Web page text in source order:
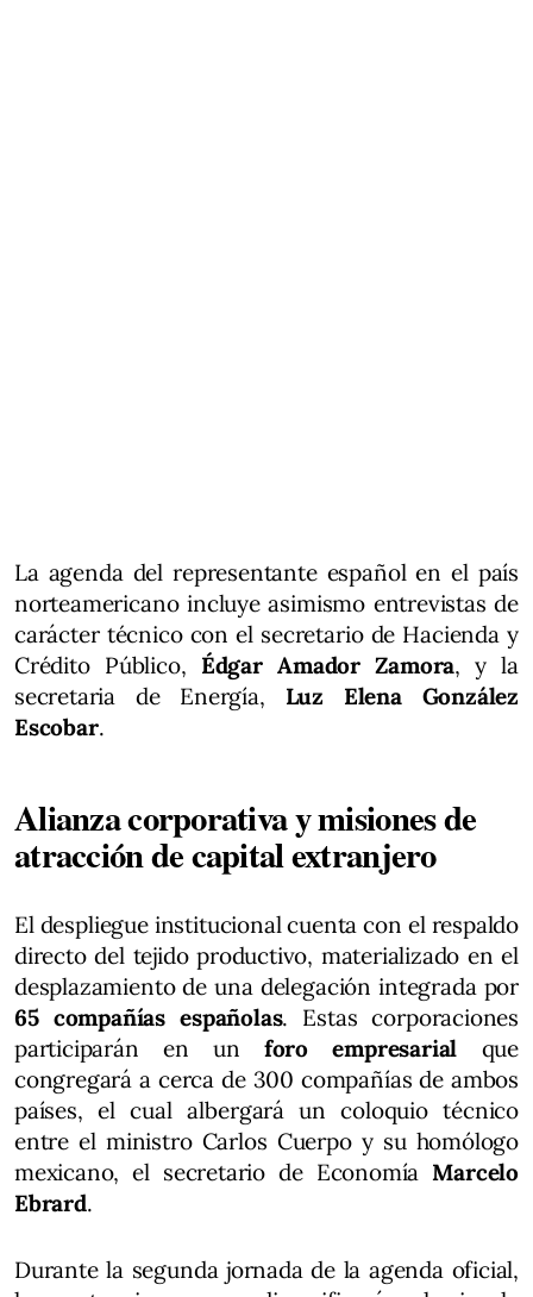
La agenda del representante español en el país
norteamericano incluye asimismo entrevistas de
carácter técnico con el secretario de Hacienda y
Crédito Público, Édgar Amador Zamora, y la
secretaria de Energía, Luz Elena González
Escobar.
Alianza corporativa y misiones de
atracción de capital extranjero
El despliegue institucional cuenta con el respaldo
directo del tejido productivo, materializado en el
desplazamiento de una delegación integrada por
65 compañías españolas. Estas corporaciones
participarán en un foro empresarial que
congregará a cerca de 300 compañías de ambos
países, el cual albergará un coloquio técnico
entre el ministro Carlos Cuerpo y su homólogo
mexicano, el secretario de EconomíaMarcelo
Ebrard.
Durante la segunda jornada de la agenda oficial,